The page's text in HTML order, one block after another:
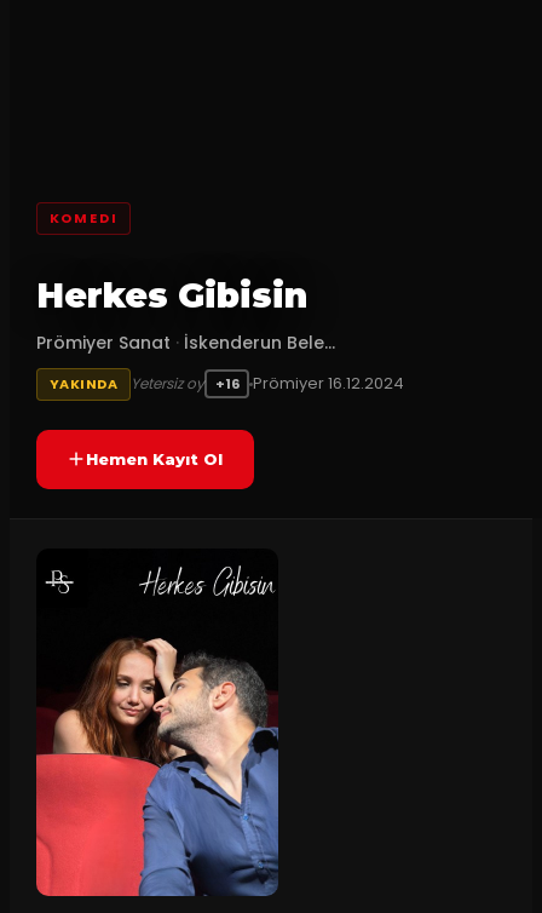
KOMEDI
Herkes Gibisin
Prömiyer Sanat · İskenderun Bele...
YAKINDA Yetersiz oy +16 Prömiyer16.12.2024
Hemen Kayıt Ol